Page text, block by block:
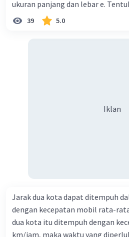
ukuran panjang dan lebar e.
39 5.0
Iklan
Jarak dua kota dapat ditempuh
dengan kecepatan mobil rata-
dua kota itu ditempuh dengan
km/jam, maka waktu yang diperlukan